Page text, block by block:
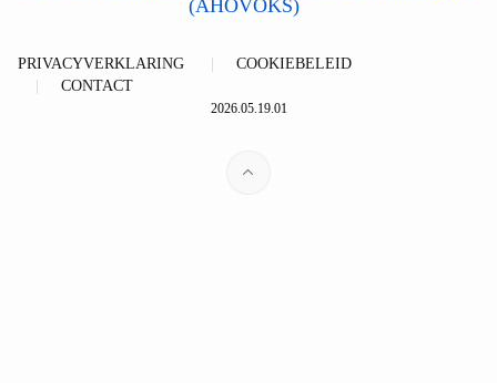
(AHOVOKS)
PRIVACYVERKLARING
COOKIEBELEID
CONTACT
2026.05.19.01